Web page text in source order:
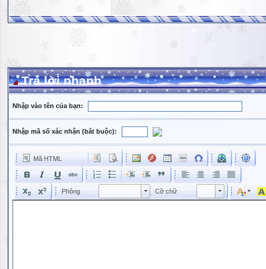
Trả lời nhanh
Nhập vào tên của bạn:
Nhập mã số xác nhận (bắt buộc):
Mã HTML
Phông Phông Cỡ chữ Kích cỡ phông